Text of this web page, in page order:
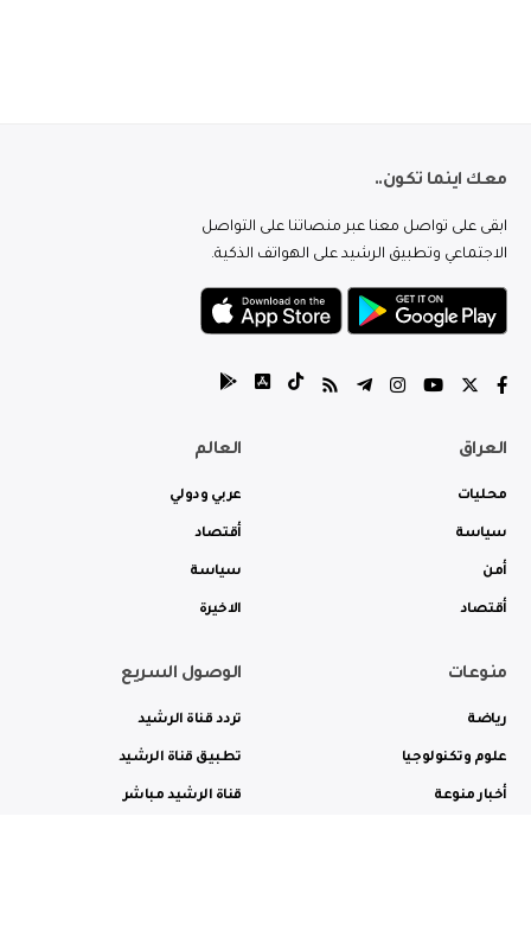
معك اينما تكون..
ابقى على تواصل معنا عبر منصاتنا على التواصل
الاجتماعي وتطبيق الرشيد على الهواتف الذكية.
العراق
محليات
سياسة
أمن
أقتصاد
العالم
عربي ودولي
أقتصاد
سياسة
الاخيرة
منوعات
رياضة
علوم وتكنولوجيا
أخبار منوعة
الوصول السريع
تردد قناة الرشيد
تطبيق قناة الرشيد
قناة الرشيد مباشر